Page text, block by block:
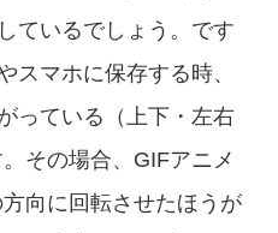
ているでしょう。です
スマホに保存する時、
っている（上下・左右
その場合、GIFアニメ
向に回転させたほうが